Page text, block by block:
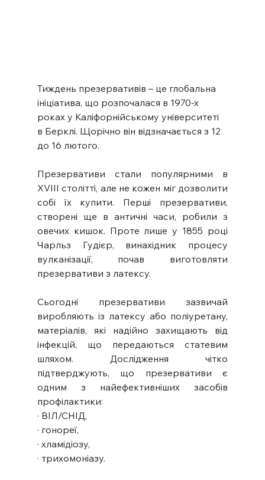
Тиждень презервативів – це глобальна
ініціатива, що розпочалася в 1970-х
роках у Каліфорнійському університеті
в Берклі. Щорічно він відзначається з 12
до 16 лютого.
Презервативи стали популярними в
XVIII столітті, але не кожен міг дозволити
собі їх купити. Перші презервативи,
створені ще в античні часи, робили з
овечих кишок. Проте лише у 1855 році
Чарльз Гудієр, винахідник процесу
вулканізації, почав виготовляти
презервативи з латексу.
Сьогодні презервативи зазвичай
виробляють із латексу або поліуретану,
матеріалів, які надійно захищають від
інфекцій, що передаються статевим
шляхом. Дослідження чітко
підтверджують, що презервативи є
одним з найефективніших засобів
профілактики:
· ВІЛ/СНІД,
· гонореї,
· хламідіозу,
· трихомоніазу.